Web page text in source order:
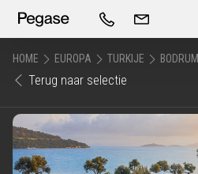
HOME EUROPA TURKIJE BODRUM
Terug naar selectie